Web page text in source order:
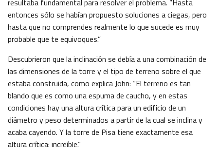
resultaba fundamental para resolver el problema. “Hasta
entonces sólo se habían propuesto soluciones a ciegas, pero
hasta que no comprendes realmente lo que sucede es muy
probable que te equivoques.”
Descubrieron que la inclinación se debía a una combinación de
las dimensiones de la torre y el tipo de terreno sobre el que
estaba construida, como explica John: “El terreno es tan
blando que es como una espuma de caucho, y en estas
condiciones hay una altura crítica para un edificio de un
diámetro y peso determinados a partir de la cual se inclina y
acaba cayendo. Y la torre de Pisa tiene exactamente esa
altura crítica: increíble.”